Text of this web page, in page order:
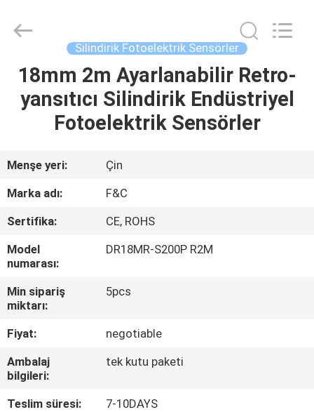
EV
ÜRÜN:%
HAKKIMIZDA
FABRIKA
TURU
KALITE
KONTROL
BIZE
ULAŞIN
Copyright
Sensing
(Hunan)
Co.,Ltd.
Silindirik Fotoelektrik Sensörler
18mm 2m Ayarlanabilir Retro-
yansıtıcı Silindirik Endüstriyel
Fotoelektrik Sensörler
Menşe yeri:
Çin
Marka adı:
F&C
Sertifika:
CE, ROHS
Model
numarası:
DR18MR-S200P R2M
Min sipariş
miktarı:
5pcs
Fiyat:
negotiable
Ambalaj
bilgileri:
tek kutu paketi
Teslim süresi:
7-10DAYS